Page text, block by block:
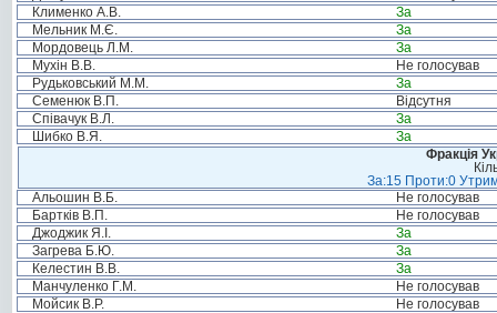
Клименко А.В.
За
Мельник М.Є.
За
Мордовець Л.М.
За
Мухін В.В.
Не голосував
Рудьковський М.М.
За
Семенюк В.П.
Відсутня
Співачук В.Л.
За
Шибко В.Я.
За
Фракція
За:15 Проти:0
Альошин В.Б.
Не голосував
Бартків В.П.
Не голосував
Джоджик Я.І.
За
Загрева Б.Ю.
За
Келестин В.В.
За
Манчуленко Г.М.
Не голосував
Мойсик В.Р.
Не голосував